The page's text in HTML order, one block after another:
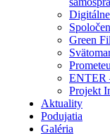
Green
ENTER
Projekt
Aktuality
Podujatia
Galéria